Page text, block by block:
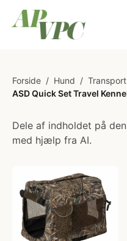
Forside / Hund / Transport
ASD Quick Set Travel
Dele af indholdet på
med hjælp fra AI.